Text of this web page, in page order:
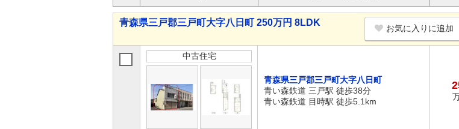
青森県三戸郡三戸町大字八日町 250万円 8LDK
お気に入りに追加
中古住宅
青森県三戸郡三戸町大字八日町
青い森鉄道 三戸駅 徒歩38分
青い森鉄道 目時駅 徒歩5.1km